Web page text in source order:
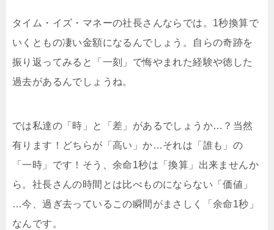
タイム・イズ・マネーの社長さんならでは。1秒換算で
いくともの凄い金額になるんでしょう。自らの奇跡を
振り返ってみると「一刻」で悔やまれた経験や徳した
過去があるんでしょうね。
では私達の「時」と「差」があるでしょうか…？当然
有ります！どちらが「高い」か…それは「誰も」の
「一時」です！そう、余命1秒は「換算」出来ませんか
ら。社長さんの時間とは比べものにならない「価値」
…今、過ぎ去っているこの瞬間がまさしく「余命1秒」
なんです。